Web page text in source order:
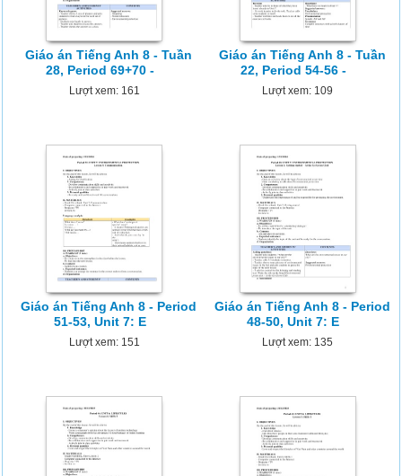
Giáo án Tiếng Anh 8 - Tuần
28, Period 69+70 -
Lượt xem: 161
Giáo án Tiếng Anh 8 - Tuần
22, Period 54-56 -
Lượt xem: 109
Giáo án Tiếng Anh 8 - Period
51-53, Unit 7: E
Lượt xem: 151
Giáo án Tiếng Anh 8 - Period
48-50, Unit 7: E
Lượt xem: 135